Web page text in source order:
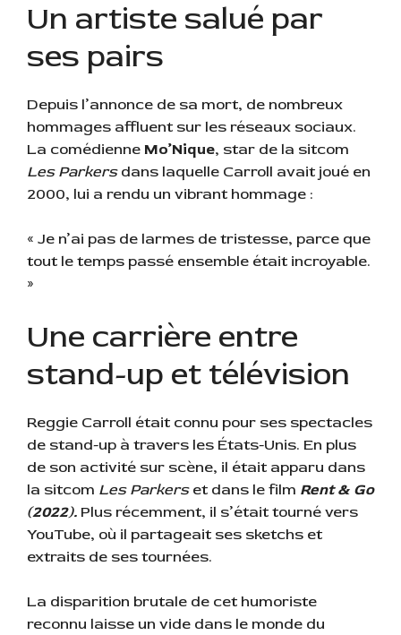
Un artiste salué par
ses pairs
Depuis l’annonce de sa mort, de nombreux
hommages affluent sur les réseaux sociaux.
La comédienne Mo’Nique, star de la sitcom
Les Parkersdans laquelle Carroll avait joué en
2000, lui a rendu un vibrant hommage :
« Je n’ai pas de larmes de tristesse, parce que
tout le temps passé ensemble était incroyable.
»
Une carrière entre
stand-up et télévision
Reggie Carroll était connu pour ses spectacles
de stand-up à travers les États-Unis. En plus
de son activité sur scène, il était apparu dans
la sitcom Les Parkerset dans le film Rent & Go
(2022). Plus récemment, il s’était tourné vers
YouTube, où il partageait ses sketchs et
extraits de ses tournées.
La disparition brutale de cet humoriste
reconnu laisse un vide dans le monde du